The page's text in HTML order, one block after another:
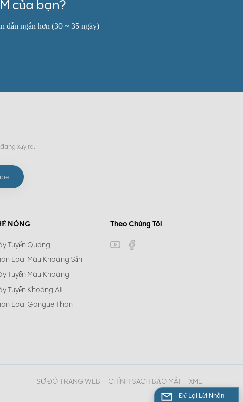
của bạn?
dẫn ngắn hơn (30 ~ 35 ngày)
xảy ra.
NÓNG
Tuyển Quặng
Loại Màu Khoáng Sản
Tuyển Màu Khoáng
Tuyển Khoáng AI
Loại Gangue Than
Theo Chúng Tôi
SƠ ĐỒ TRANG WEB CHÍNH SÁCH BẢO MẬT XML
Để Lại Lời Nhắn